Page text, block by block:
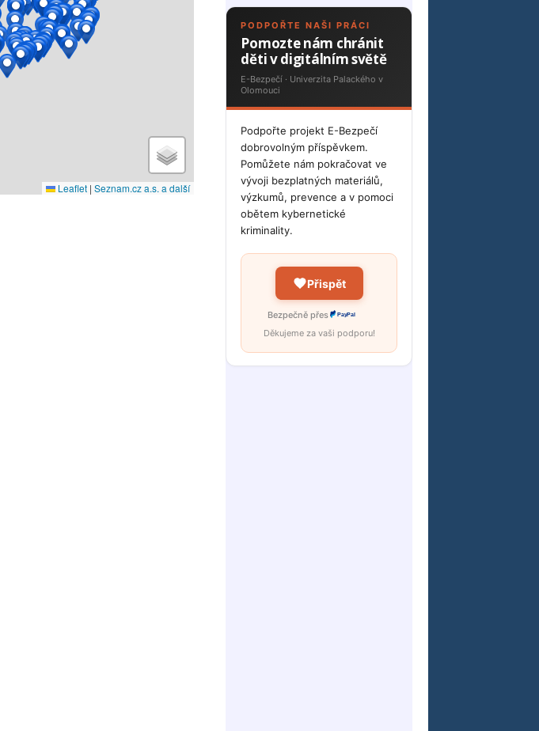
PODPOŘTE NAŠI PRÁCI
Pomozte nám chránit
děti v digitálním světě
E-Bezpečí · Univerzita Palackého v
Olomouci
Podpořte projekt E-Bezpečí
dobrovolným příspěvkem.
Pomůžete nám pokračovat ve
vývoji bezplatných materiálů,
výzkumů, prevence a v pomoci
obětem kybernetické
kriminality.
Přispět
Bezpečně přes PayPal
Děkujeme za vaši podporu!